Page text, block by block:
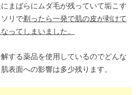
まばらにムダ毛が残っていて垢こす
リで剃ったら一発で肌の皮が剥けて
ってしまいました。
する薬品を使用しているのでどんな
表面への影響は多少残ります。